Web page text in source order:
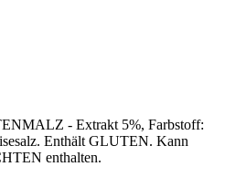
- Extrakt 5%, Farbstoff:
Enthält GLUTEN. Kann
enthalten.